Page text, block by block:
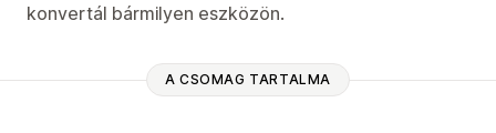
konvertál bármilyen eszközön.
A CSOMAG TARTALMA